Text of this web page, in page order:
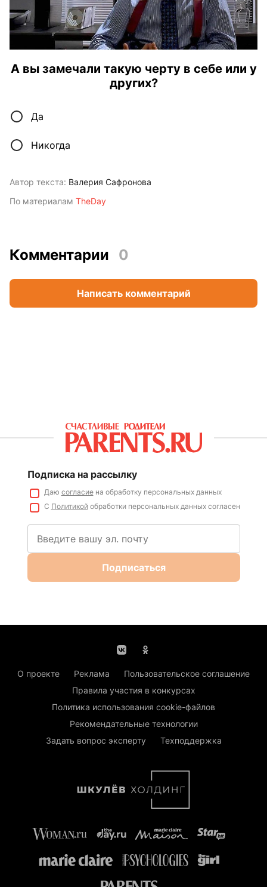
А вы замечали такую черту в себе или у
других?
Да
Никогда
Автор текста: Валерия Сафронова
По материалам TheDay
Комментарии 0
Написать комментарий
Подписка на рассылку
Даю согласиена обработку персональных данных
С Политикойобработки персональных данных согласен
Подписаться
О проекте Реклама
Пользовательское соглашение
Правила участия в конкурсах
Политика использования cookie-файлов
Рекомендательные технологии
Задать вопрос эксперту
Техподдержка